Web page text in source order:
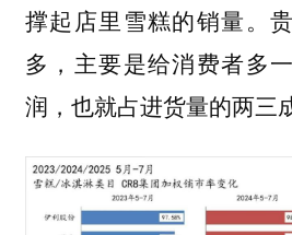
撑起店里雪糕的销量。
多，主要是给消费者多
润，也就占进货量的两三